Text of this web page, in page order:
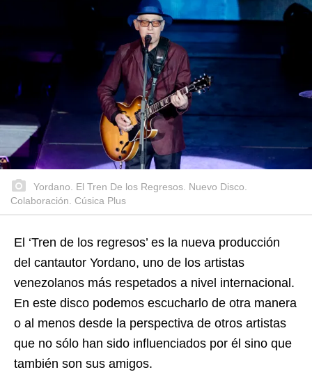
Yordano. El Tren De los Regresos. Nuevo Disco.
Colaboración. Cúsica Plus
El ‘Tren de los regresos’ es la nueva producción
del cantautor Yordano, uno de los artistas
venezolanos más respetados a nivel internacional.
En este disco podemos escucharlo de otra manera
o al menos desde la perspectiva de otros artistas
que no sólo han sido influenciados por él sino que
también son sus amigos.